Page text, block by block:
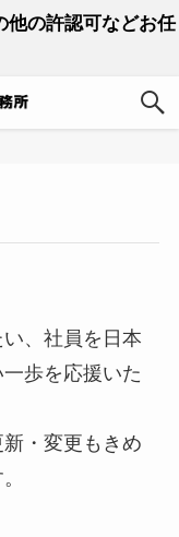
他の許認可などお任
、社員を日本
歩を応援いた
・変更もきめ